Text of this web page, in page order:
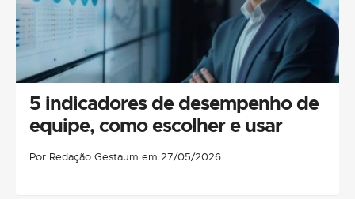
5 indicadores de desempenho de
equipe, como escolher e usar
Por Redação Gestaum em 27/05/2026